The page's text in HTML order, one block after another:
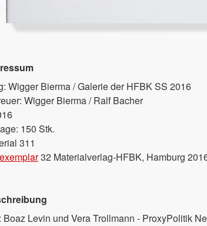
Wigger Bierma / Galerie der HFBK SS 2016
Wigger Bierma / Ralf Bacher
150 Stk.
311
32 Materialverlag-HFBK, Hamburg
Boaz Levin und Vera Trollmann - ProxyPolitik